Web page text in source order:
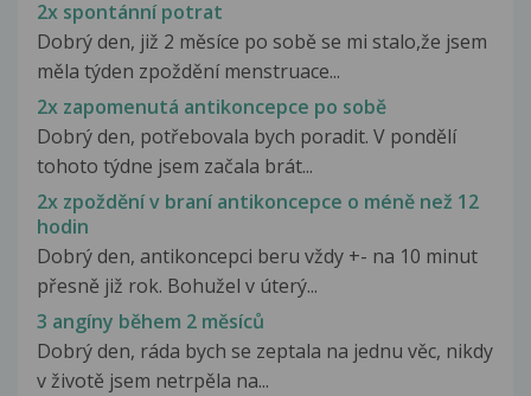
2x spontánní potrat
Dobrý den, již 2 měsíce po sobě se mi stalo,že jsem
měla týden zpoždění menstruace...
2x zapomenutá antikoncepce po sobě
Dobrý den, potřebovala bych poradit. V pondělí
tohoto týdne jsem začala brát...
2x zpoždění v braní antikoncepce o méně než 12
hodin
Dobrý den, antikoncepci beru vždy +- na 10 minut
přesně již rok. Bohužel v úterý...
3 angíny během 2 měsíců
Dobrý den, ráda bych se zeptala na jednu věc, nikdy
v životě jsem netrpěla na...